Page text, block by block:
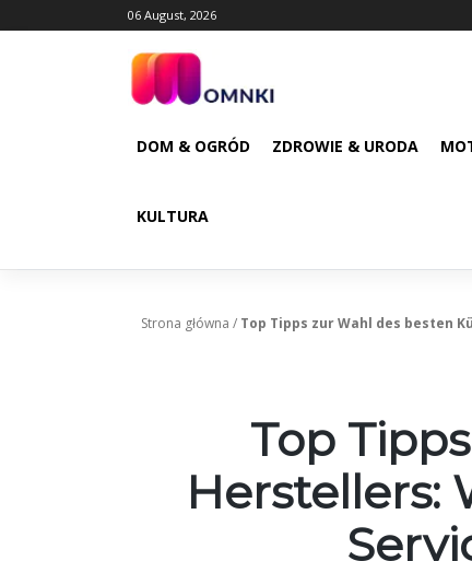
to
06 August, 2026
DOM & OGRÓD ZDROWIE & URODA
KULTURA
Strona główna / Top Tipps zur Wahl des besten
Top
Herstellers: